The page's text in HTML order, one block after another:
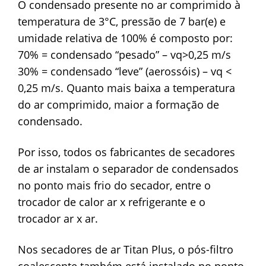
O condensado presente no ar comprimido à
temperatura de 3°C, pressão de 7 bar(e) e
umidade relativa de 100% é composto por:
70% = condensado “pesado” – vq>0,25 m/s
30% = condensado “leve” (aerossóis) – vq <
0,25 m/s. Quanto mais baixa a temperatura
do ar comprimido, maior a formação de
condensado.
Por isso, todos os fabricantes de secadores
de ar instalam o separador de condensados
no ponto mais frio do secador, entre o
trocador de calor ar x refrigerante e o
trocador ar x ar.
Nos secadores de ar Titan Plus, o pós-filtro